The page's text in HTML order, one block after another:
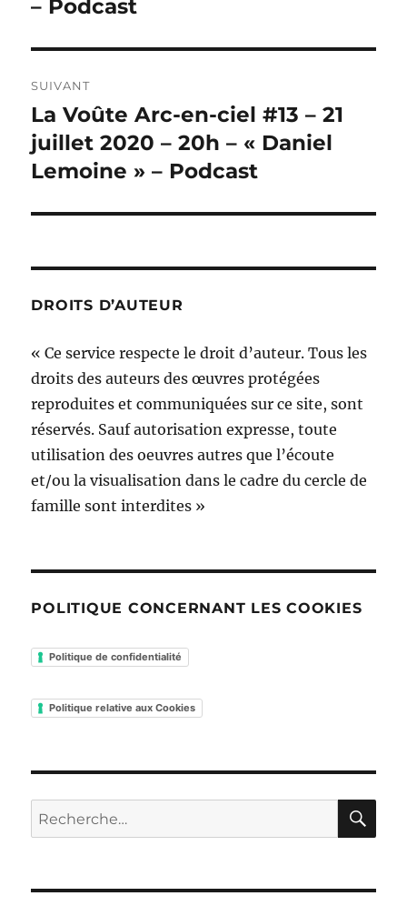
– Podcast
SUIVANT
Publication
suivante :
La Voûte Arc-en-ciel #13 – 21
juillet 2020 – 20h – « Daniel
Lemoine » – Podcast
DROITS D’AUTEUR
« Ce service respecte le droit d’auteur. Tous les
droits des auteurs des œuvres protégées
reproduites et communiquées sur ce site, sont
réservés. Sauf autorisation expresse, toute
utilisation des oeuvres autres que l’écoute
et/ou la visualisation dans le cadre du cercle de
famille sont interdites »
POLITIQUE CONCERNANT LES COOKIES
Politique de confidentialité
Politique relative aux Cookies
Recherche
pour :